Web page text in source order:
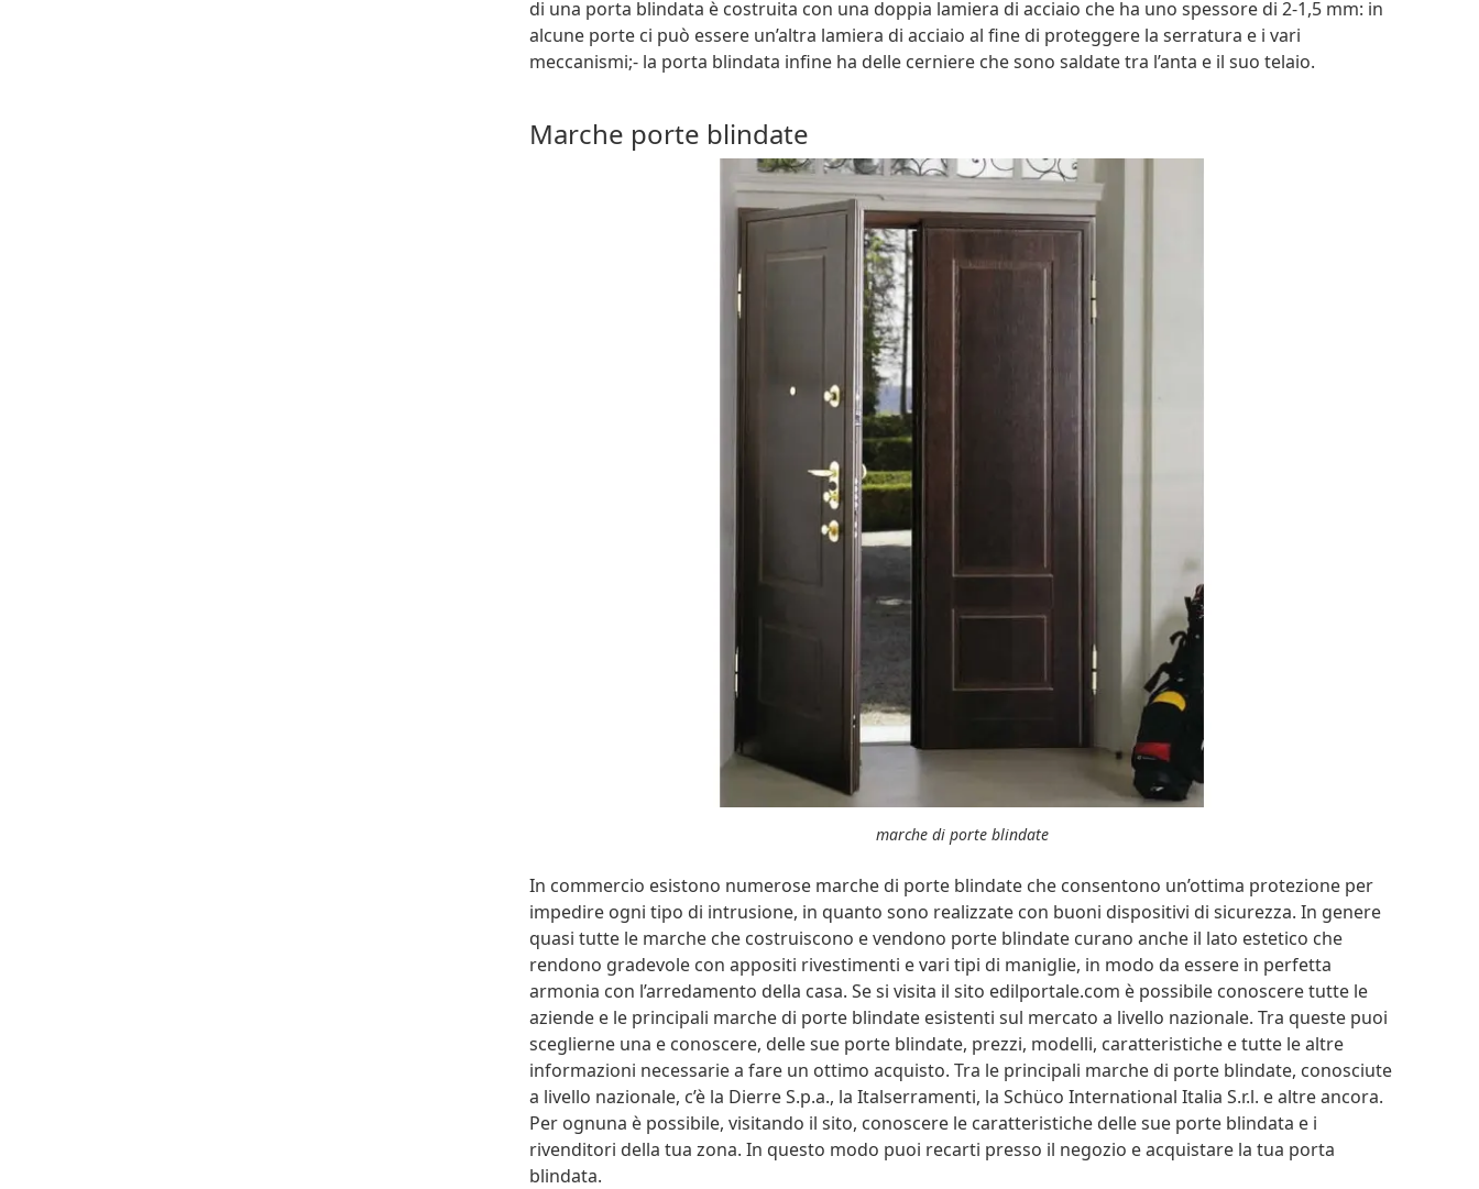
di una porta blindata è costruita con una doppia lamiera di acciaio che ha uno spessore di 2-1,5 mm: in
alcune porte ci può essere un’altra lamiera di acciaio al fine di proteggere la serratura e i vari
meccanismi;- la porta blindata infine ha delle cerniere che sono saldate tra l’anta e il suo telaio.
Marche porte blindate
marche di porte blindate
In commercio esistono numerose marche di porte blindate che consentono un’ottima protezione per
impedire ogni tipo di intrusione, in quanto sono realizzate con buoni dispositivi di sicurezza. In genere
quasi tutte le marche che costruiscono e vendono porte blindate curano anche il lato estetico che
rendono gradevole con appositi rivestimenti e vari tipi di maniglie, in modo da essere in perfetta
armonia con l’arredamento della casa. Se si visita il sito edilportale.com è possibile conoscere tutte le
aziende e le principali marche di porte blindate esistenti sul mercato a livello nazionale. Tra queste puoi
sceglierne una e conoscere, delle sue porte blindate, prezzi, modelli, caratteristiche e tutte le altre
informazioni necessarie a fare un ottimo acquisto. Tra le principali marche di porte blindate, conosciute
a livello nazionale, c’è la Dierre S.p.a., la Italserramenti, la Schüco International Italia S.r.l. e altre ancora.
Per ognuna è possibile, visitando il sito, conoscere le caratteristiche delle sue porte blindata e i
rivenditori della tua zona. In questo modo puoi recarti presso il negozio e acquistare la tua porta
blindata.